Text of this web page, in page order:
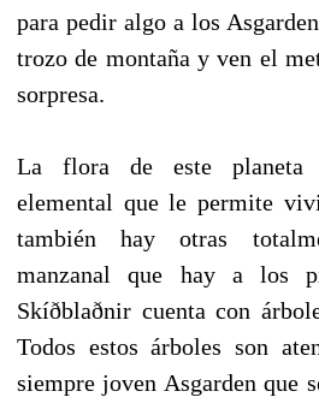
para pedir algo a los
trozo de montaña y ven el
sorpresa.
La flora de este planeta
elemental que le permite
también hay otras
manzanal que hay a los
Skíðblaðnir cuenta con
Todos estos árboles son
siempre joven Asgarden que